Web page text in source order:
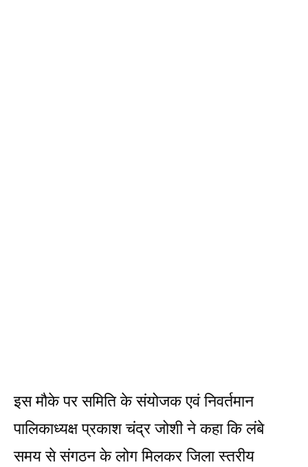
इस मौके पर समिति के संयोजक एवं निवर्तमान
पालिकाध्यक्ष प्रकाश चंद्र जोशी ने कहा कि लंबे
समय से संगठन के लोग मिलकर जिला स्तरीय